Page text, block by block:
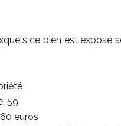
ce bien est exposé
59
euros